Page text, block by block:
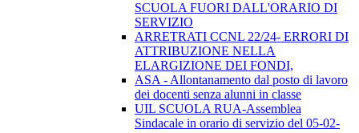
SCUOLA FUORI DALL'ORARIO DI
SERVIZIO
ARRETRATI CCNL 22/24- ERRORI DI
ATTRIBUZIONE NELLA
ELARGIZIONE DEI FONDI,
ASA - Allontanamento dal posto di lavoro
dei docenti senza alunni in classe
UIL SCUOLA RUA-Assemblea
Sindacale in orario di servizio del 05-02-